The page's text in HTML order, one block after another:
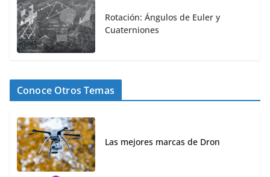
Rotación: Ángulos de Euler y
Cuaterniones
Conoce Otros Temas
Las mejores marcas de Dron